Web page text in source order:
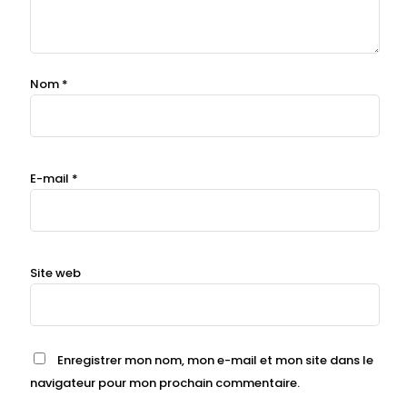
Nom *
E-mail *
Site web
Enregistrer mon nom, mon e-mail et mon site dans le
navigateur pour mon prochain commentaire.